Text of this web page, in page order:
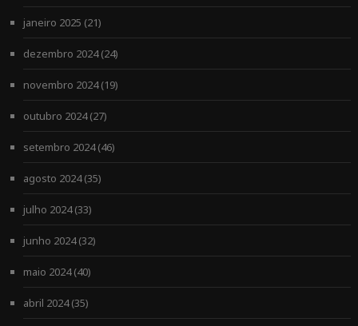
janeiro 2025 (21)
dezembro 2024(24)
novembro 2024(19)
outubro 2024(27)
setembro 2024(46)
agosto 2024(35)
julho 2024(33)
junho 2024(32)
maio 2024(40)
abril 2024(35)